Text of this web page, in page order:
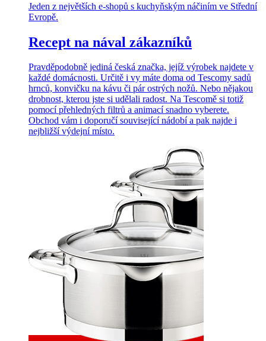
Jeden z největších e-shopů s kuchyňským náčiním ve Střední
Evropě.
Recept na nával zákazníků
Pravděpodobně jediná česká značka, jejíž výrobek najdete v
každé domácnosti. Určitě i vy máte doma od Tescomy sadů
hrnců, konvičku na kávu či pár ostrých nožů. Nebo nějakou
drobnost, kterou jste si udělali radost. Na Tescomě si totiž
pomocí přehledných filtrů a animací snadno vyberete.
Obchod vám i doporučí související nádobí a pak najde i
nejbližší výdejní místo.